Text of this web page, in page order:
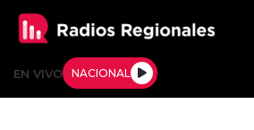
EN VIVO NACIONAL